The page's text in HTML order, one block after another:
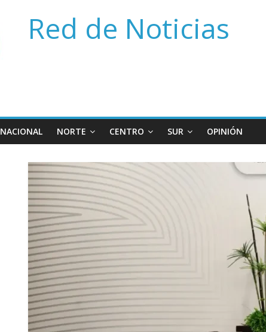
Red de Noticias
NACIONAL NORTE CENTRO SUR OPINIÓN